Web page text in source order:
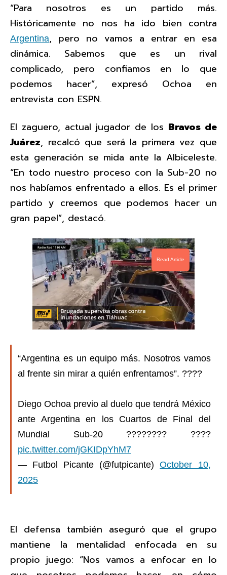
“Para nosotros es un partido más.
Históricamente no nos ha ido bien contra
Argentina, pero no vamos a entrar en esa
dinámica. Sabemos que es un rival
complicado, pero confiamos en lo que
podemos hacer”, expresó Ochoa en
entrevista con ESPN.
El zaguero, actual jugador de los Bravos de
Juárez, recalcó que será la primera vez que
esta generación se mida ante la Albiceleste.
“En todo nuestro proceso con la Sub-20 no
nos habíamos enfrentado a ellos. Es el primer
partido y creemos que podemos hacer un
gran papel”, destacó.
Read Article
“Argentina es un equipo más. Nosotros vamos
al frente sin mirar a quién enfrentamos”. ????️
Diego Ochoa previo al duelo que tendrá México
ante Argentina en los Cuartos de Final del
Mundial Sub-20 ???????? ????
pic.twitter.com/jGKIDpYhM7
— Futbol Picante (@futpicante)October 10,
2025
El defensa también aseguró que el grupo
mantiene la mentalidad enfocada en su
propio juego: “Nos vamos a enfocar en lo